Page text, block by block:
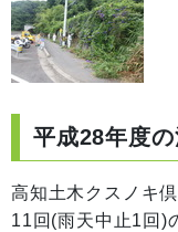
平成28年度
高知土木クスノキ
11回(雨天中止1回)